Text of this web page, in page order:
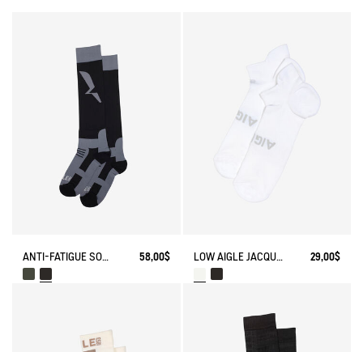
ANTI-FATIGUE SOCKS 58,00$ LOW AIGLE JACQUARD SOCKS WITH REINFORCEMENT 29,00$